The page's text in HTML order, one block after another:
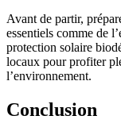
Avant de partir,
essentiels comme de
protection solaire
locaux pour profiter
l’environnement.
Conclusion